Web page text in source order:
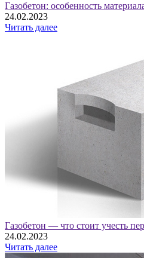
Газобетон: особенность
24.02.2023
Читать далее
Газобетон — что стоит учесть
24.02.2023
Читать далее